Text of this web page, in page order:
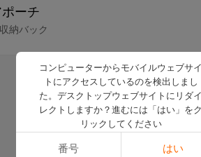
ーチ
納バック
コンピューターからモバイルウェブサイ
トにアクセスしているのを検出しまし
た。デスクトップウェブサイトにリダイ
レクトしますか？進むには「はい」をク
リックしてください
番号 はい